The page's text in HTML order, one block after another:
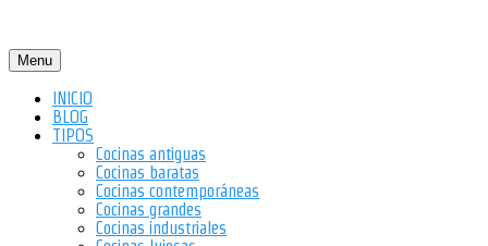
Menu
INICIO
BLOG
TIPOS
Cocinas antiguas
Cocinas baratas
Cocinas contemporáneas
Cocinas grandes
Cocinas industriales